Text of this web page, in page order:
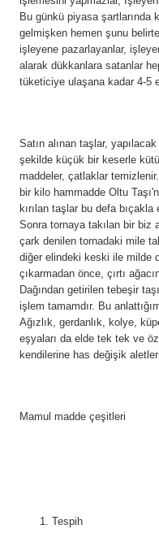
Bu günkü piyasa şartlarında
gelmişken hemen şunu
işleyene pazarlayanlar,
alarak dükkanlara satanlar
tüketiciye ulaşana kadar 4-5
Satın alınan taşlar,
şekilde küçük bir keserle
maddeler, çatlaklar
bir kilo hammadde Oltu
kırılan taşlar bu defa
Sonra tornaya takılan bir biz
çark denilen tornadaki mile
diğer elindeki keski ile milde
çıkarmadan önce, çırtı
Dağından getirilen tebeşir
işlem tamamdır. Bu
Ağızlık, gerdanlık, kolye,
eşyaları da elde tek tek ve
kendilerine has değişik
Mamul madde çeşitleri
Tespih